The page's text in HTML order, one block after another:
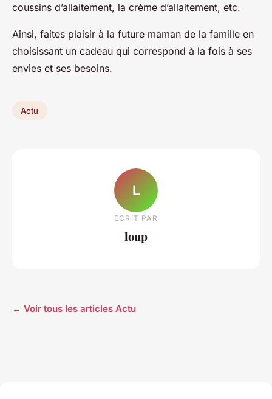
coussins d’allaitement, la crème d’allaitement, etc.
Ainsi, faites plaisir à la future maman de la famille en
choisissant un cadeau qui correspond à la fois à ses
envies et ses besoins.
Actu
L
ECRIT PAR
loup
← Voir tous les articles Actu